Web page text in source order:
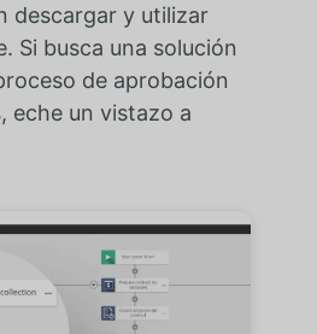
descargar y utilizar
Si busca una solución
de aprobación
eche un vistazo a